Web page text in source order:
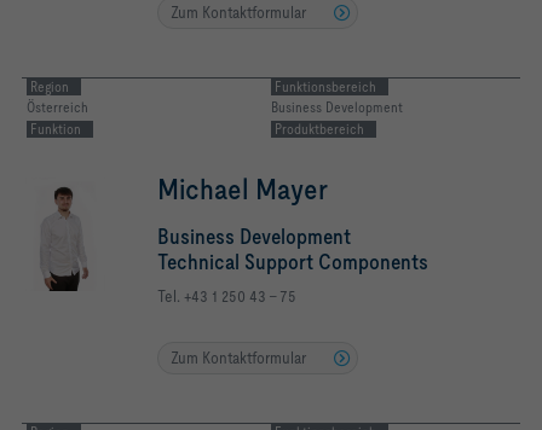
Zum Kontaktformular
Region
Österreich
Funktionsbereich
Business Development
Funktion
Produktbereich
Michael Mayer
Business Development
Technical Support Components
Tel. +43 1 250 43 - 75
Zum Kontaktformular